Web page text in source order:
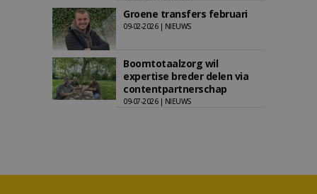
Groene transfers februari
09-02-2026 | NIEUWS
Boomtotaalzorg wil
expertise breder delen via
contentpartnerschap
09-07-2026 | NIEUWS